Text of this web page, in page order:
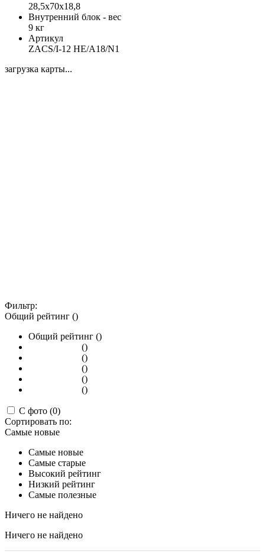
28,5x70x18,8
Внутренний блок - вес
9 кг
Артикул
ZACS/I-12 HE/A18/N1
загрузка карты...
Фильтр:
Общий рейтинг ()
Общий рейтинг ()
()
()
()
()
()
С фото (0)
Сортировать по:
Самые новые
Самые новые
Самые старые
Высокий рейтинг
Низкий рейтинг
Самые полезные
Ничего не найдено
Ничего не найдено